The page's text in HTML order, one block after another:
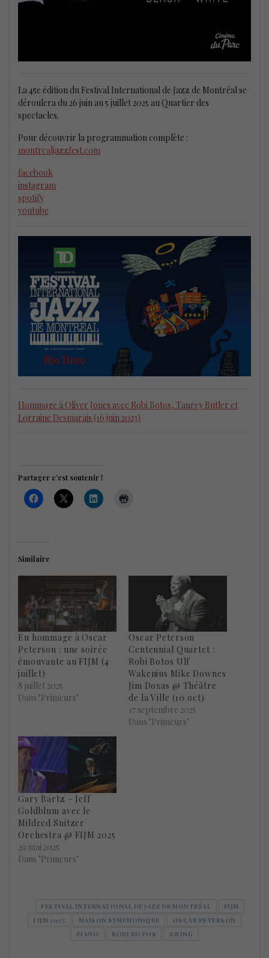
La 45e édition du Festival International de Jazz de Montréal se
déroulera du 26 juin au 5 juillet 2025 au Quartier des
spectacles.
Pour découvrir la programmation complète :
montrealjazzfest.com
facebook
instagram
spotify
youtube
Hommage à Oliver Jones avec Robi Botos, Taurey Butler et
Lorraine Desmarais (16 juin 2023)
Partager c'est soutenir !
Similaire
En hommage à Oscar
Peterson : une soirée
émouvante au FIJM (4
juillet)
8 juillet 2025
Dans "Primeurs"
Oscar Peterson
Centennial Quartet :
Robi Botos Ulf
Wakenius Mike Downes
Jim Doxas @ Théâtre
de la Ville (10 oct)
17 septembre 2025
Dans "Primeurs"
Gary Bartz – Jeff
Goldblum avec le
Mildred Snitzer
Orchestra @ FIJM 2025
29 mai 2025
Dans "Primeurs"
FESTIVAL INTERNATIONAL DE JAZZ DE MONTRÉAL
FIJM
FIJM 2025
MAISON SYMPHONIQUE
OSCAR PETERSON
PIANO
ROBI BOTOS SWING